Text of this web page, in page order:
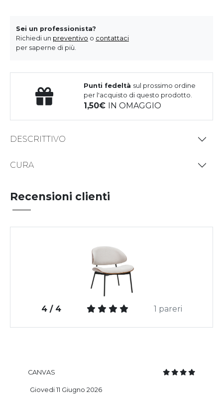
Sei un professionista?
Richiedi un preventivo o contattaci
per saperne di più.
Punti fedeltà sul prossimo ordine
per l'acquisto di questo prodotto.
1,50 IN OMAGGIO
DESCRITTIVO
CURA
Recensioni clienti
4 / 4 1 pareri
CANVAS
Giovedi 11 Giugno 2026